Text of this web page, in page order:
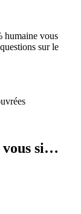
humaine vous
sur le
vous si…